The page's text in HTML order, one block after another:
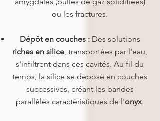
ou les fractures.
Dépôt en couches :Des solutions
riches en silice , transportées par l'eau,
s'infiltrent dans ces cavités. Au fil du
temps, la silice se dépose en couches
successives, créant les bandes
parallèles caractéristiques de l'onyx.